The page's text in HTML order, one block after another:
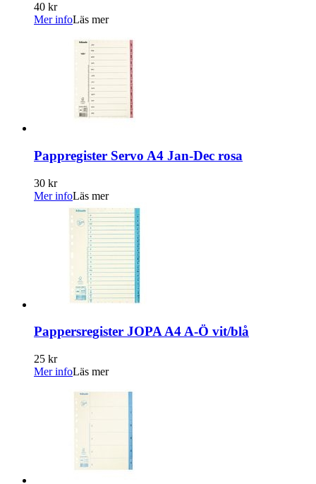
40 kr
Mer infoLäs mer
Pappregister Servo A4 Jan-Dec rosa
30 kr
Mer infoLäs mer
Pappersregister JOPA A4 A-Ö vit/blå
25 kr
Mer infoLäs mer